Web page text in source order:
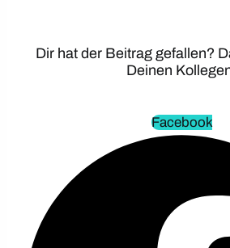
Dir hat der Beitrag gefallen?
Deinen
Facebook